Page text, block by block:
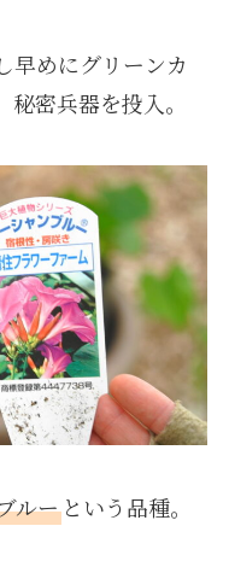
早めにグリーンカ
密兵器を投入。
ルーという品種。